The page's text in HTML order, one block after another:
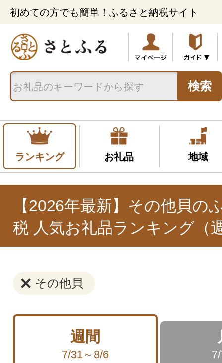
初めての方でも簡単！ふるさと納税サイト
検索
ランキング お礼品 地域
【2026年最新】その他貝の
税 人気お礼品ランキング（
その他貝
週間
7/31～8/6